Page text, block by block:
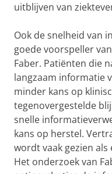
uitblijven van
Ook de snelheid van
goede voorspeller
Faber. Patiënten die
langzaam informatie
minder kans op
tegenovergestelde
snelle
kans op herstel.
wordt vaak gezien als
Het onderzoek van